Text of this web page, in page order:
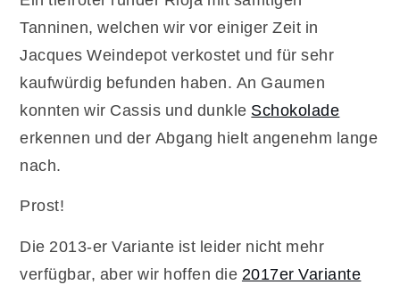
Tanninen, welchen wir vor einiger Zeit in
Jacques Weindepot verkostet und für sehr
kaufwürdig befunden haben. An Gaumen
konnten wir Cassis und dunkle Schokolade
erkennen und der Abgang hielt angenehm lange
nach.
Prost!
Die 2013-er Variante ist leider nicht mehr
verfügbar, aber wir hoffen die 2017er Variante